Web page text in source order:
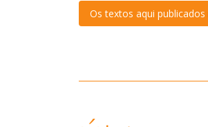
Os textos aqui publicados